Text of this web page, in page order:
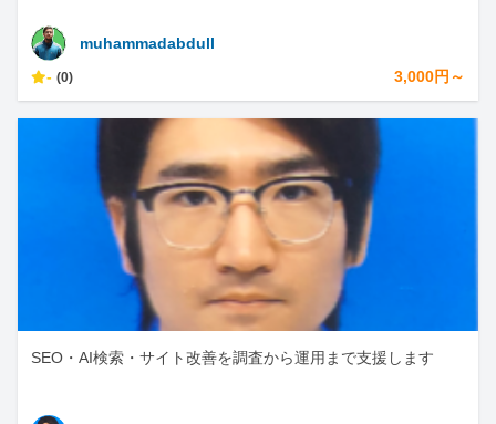
muhammadabdull
- (0) 3,000円～
SEO・AI検索・サイト改善を調査から運用まで支援します